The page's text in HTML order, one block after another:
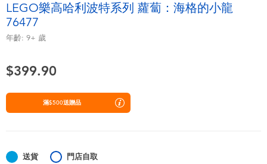
嬰兒及學前玩具
電池
LEGO樂高哈利波特系列 蘿蔔：海格的小龍
76477
年齡: 9+ 歲
$399.90
滿$500送贈品
送貨 門店自取